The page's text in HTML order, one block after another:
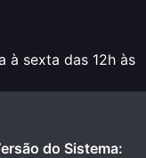
à sexta das 12h às
do Sistema: